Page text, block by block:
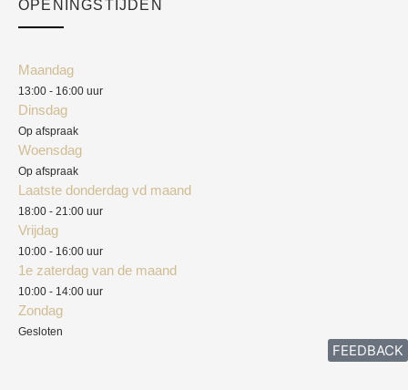
OPENINGSTIJDEN
Maandag
13:00 - 16:00 uur
Dinsdag
Op afspraak
Woensdag
Op afspraak
Laatste donderdag vd maand
18:00 - 21:00 uur
Vrijdag
10:00 - 16:00 uur
1e zaterdag van de maand
10:00 - 14:00 uur
Zondag
Gesloten
FEEDBACK